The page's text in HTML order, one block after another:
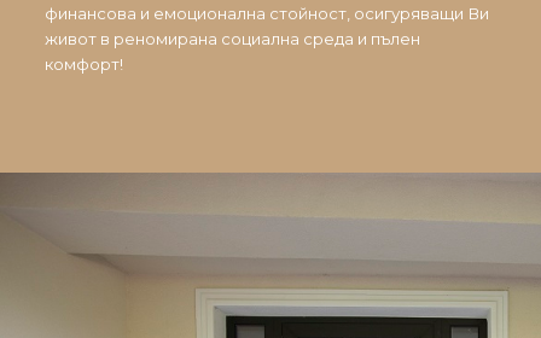
финансова и емоционална стойност, осигуряващи Ви
живот в реномирана социална среда и пълен
комфорт!